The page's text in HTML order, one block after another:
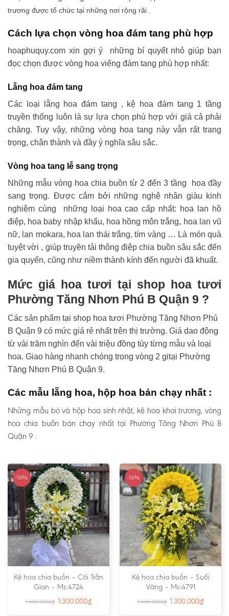
trương được tổ chức tại những nơi rộng rãi .
Cách lựa chọn vòng hoa đám tang phù hợp
hoaphuquy.com xin gợi ý những bí quyết nhỏ giúp bạn
đọc chọn được vòng hoa viếng đám tang phù hợp nhất:
Lẵng hoa đám tang
Các loại lẵng hoa đám tang , kệ hoa đám tang 1 tầng
truyền thống luôn là sự lựa chọn phù hợp với giá cả phải
chăng. Tuy vậy, những vòng hoa tang này vẫn rất trang
trọng, chân thành và đầy ý nghĩa sâu sắc.
Vòng hoa tang lễ sang trọng
Những mẫu vòng hoa chia buồn từ 2 đến 3 tầng hoa đầy
sang trọng. Được cắm bởi những nghệ nhân giàu kinh
nghiệm cùng những loại hoa cao cấp nhất: hoa lan hồ
điệp, hoa baby nhập khẩu, hoa hồng môn trắng, hoa lan vũ
nữ, lan mokara, hoa lan thái trắng, tím vàng … Là món quà
tuyệt vời , giúp truyền tải thông điệp chia buồn sâu sắc đến
gia quyến, cũng như niềm thành kính đến người đã khuất.
Mức giá hoa tươi tại shop hoa tươi
Phường Tăng Nhơn Phú B Quận 9 ?
Các sản phẩm tại shop hoa tươi Phường Tăng Nhơn Phú
B Quận 9 có mức giá rẻ nhất trên thị trường. Giá dao động
từ vài trăm nghìn đến vài triệu đồng tùy từng mẫu và loại
hoa. Giao hàng nhanh chóng trong vòng 2 gitại Phường
Tăng Nhơn Phú B Quận 9.
Các mẫu lẵng hoa, hộp hoa bán chạy nhất :
Những mẫu bó và hộp hoa sinh nhật, kệ hoa khai trương, vòng
hoa chia buồn bán chạy nhất tại Phường Tăng Nhơn Phú B
Quận 9 .
-16%
Kệ hoa chia buồn – Cõi Trần
Gian – Ms:4724
1.550.000₫ 1.300.000₫
-16%
Kệ hoa chia buồn – Suối
Vàng – Ms:4791
1.550.000₫ 1.300.000₫